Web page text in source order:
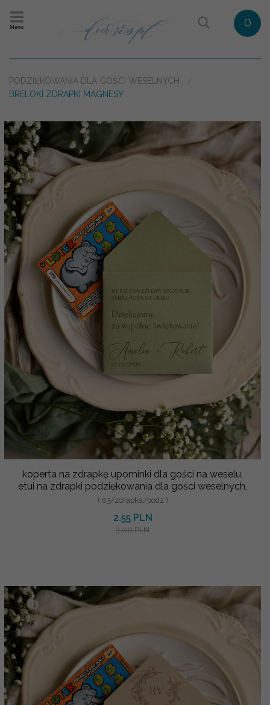
Menu 0
PODZIĘKOWANIA DLA GOŚCI WESELNYCH
BRELOKI ZDRAPKI MAGNESY
koperta na zdrapkę upominki dla gości na weselu,
etui na zdrapki podziękowania dla gości weselnych,
( 03/zdrapka/podz )
2.55 PLN
3.00 PLN